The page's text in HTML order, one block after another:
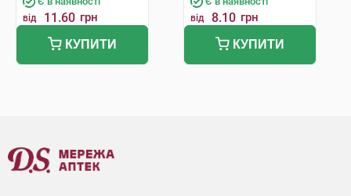
від 11.60 грн
КУПИТИ
від 8.10 грн
КУПИТИ